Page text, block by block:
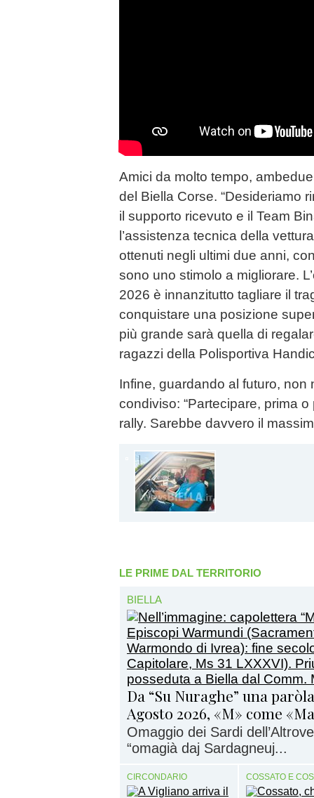
Amici da molto tempo,
del Biella Corse. “Desideriamo
il supporto ricevuto e il Team
l’assistenza tecnica della
ottenuti negli ultimi due anni,
sono uno stimolo a migliorare.
2026 è innanzitutto tagliare il
conquistare una posizione
più grande sarà quella di
ragazzi della Polisportiva
Infine, guardando al futuro,
condiviso: “Partecipare, prima
rally. Sarebbe davvero il
LE PRIME DAL TERRITORIO
BIELLA
Da “Su Nuraghe” una
Agosto 2026, «M» come
Omaggio dei Sardi
“omagià daj Sardagneuj...
CIRCONDARIO COSSATO E